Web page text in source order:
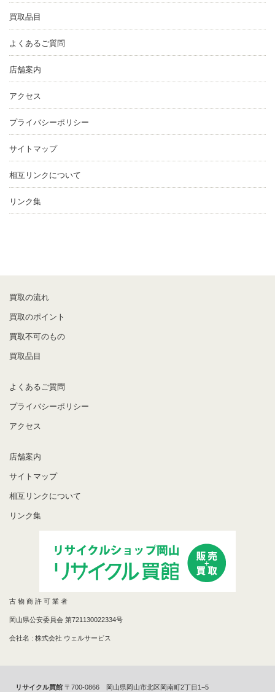
買取品目
よくあるご質問
店舗案内
アクセス
プライバシーポリシー
サイトマップ
相互リンクについて
リンク集
買取の流れ
買取のポイント
買取不可のもの
買取品目
よくあるご質問
プライバシーポリシー
アクセス
店舗案内
サイトマップ
相互リンクについて
リンク集
古 物 商 許 可 業 者
岡山県公安委員会 第721130022334号
会社名 : 株式会社 ウェルサービス
リサイクル買館 〒700-0866 岡山県岡山市北区岡南町2丁目1−5